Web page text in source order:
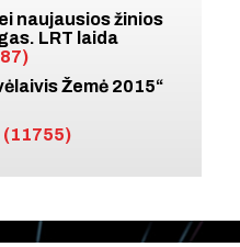
naujausios žinios
LRT laida
Žemė 2015“
(11755)